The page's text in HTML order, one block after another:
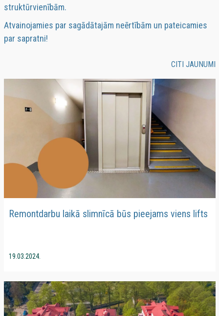
struktūrvienībām.
Atvainojamies par sagādātajām neērtībām un pateicamies
par sapratni!
CITI JAUNUMI
Remontdarbu laikā slimnīcā būs pieejams viens lifts
19.03.2024.